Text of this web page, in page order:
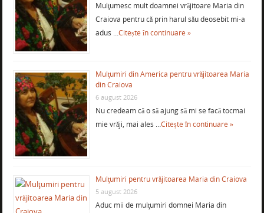
Mulţumesc mult doamnei vrăjitoare Maria din
Craiova pentru că prin harul său deosebit mi-a
adus …Citește în continuare »
Mulţumiri din America pentru vrăjitoarea Maria
din Craiova
6 august 2026
Nu credeam că o să ajung să mi se facă tocmai
mie vrăji, mai ales …Citește în continuare »
Mulţumiri pentru vrăjitoarea Maria din Craiova
5 august 2026
Aduc mii de mulţumiri domnei Maria din